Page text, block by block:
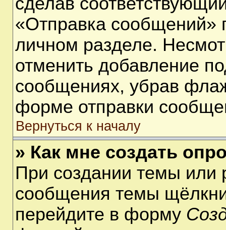
«Отправка сообщений»
личном разделе.
отменить добавление
сообщениях, убрав
форме отправки
Вернуться к началу
» Как мне создать
При создании темы или
сообщения темы
перейдите в форму